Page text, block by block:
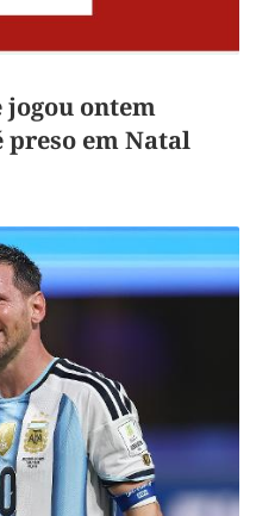
jogou ontem
em Natal